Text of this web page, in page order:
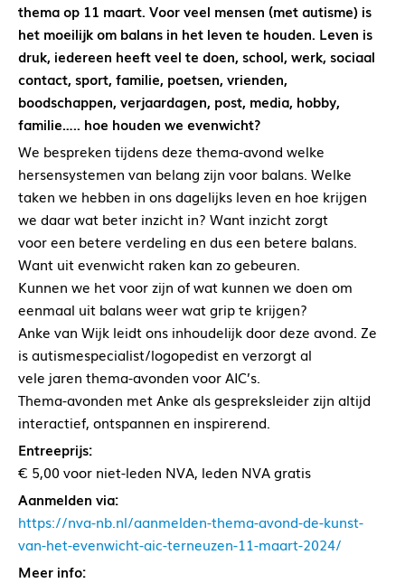
thema op 11 maart. Voor veel mensen (met autisme) is
het moeilijk om balans in het leven te houden. Leven is
druk, iedereen heeft veel te doen, school, werk, sociaal
contact, sport, familie, poetsen, vrienden,
boodschappen, verjaardagen, post, media, hobby,
familie….. hoe houden we evenwicht?
We bespreken tijdens deze thema-avond welke
hersensystemen van belang zijn voor balans. Welke
taken we hebben in ons dagelijks leven en hoe krijgen
we daar wat beter inzicht in? Want inzicht zorgt
voor een betere verdeling en dus een betere balans.
Want uit evenwicht raken kan zo gebeuren.
Kunnen we het voor zijn of wat kunnen we doen om
eenmaal uit balans weer wat grip te krijgen?
Anke van Wijk leidt ons inhoudelijk door deze avond. Ze
is autismespecialist/logopedist en verzorgt al
vele jaren thema-avonden voor AIC’s.
Thema-avonden met Anke als gespreksleider zijn altijd
interactief, ontspannen en inspirerend.
Entreeprijs:
€ 5,00 voor niet-leden NVA, leden NVA gratis
Aanmelden via:
https://nva-nb.nl/aanmelden-thema-avond-de-kunst-
van-het-evenwicht-aic-terneuzen-11-maart-2024/
Meer info: